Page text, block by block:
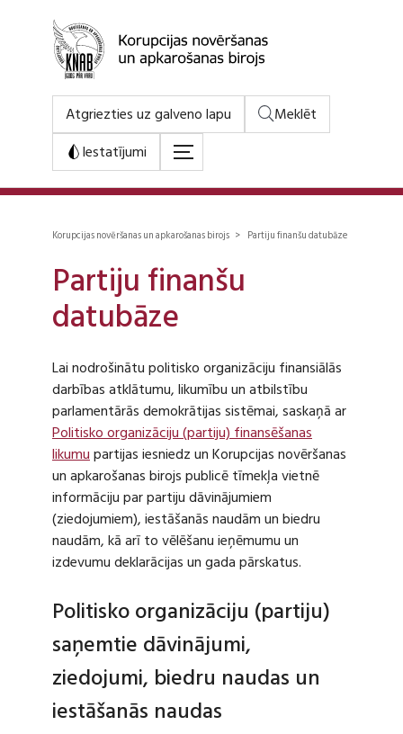
Atgriezties uz galveno lapu
Meklēt
Iestatījumi
Korupcijas novēršanas un apkarošanas birojs > Partiju finanšu datubāze
Partiju finanšu
datubāze
Lai nodrošinātu politisko organizāciju finansiālās
darbības atklātumu, likumību un atbilstību
parlamentārās demokrātijas sistēmai, saskaņā ar
Politisko organizāciju (partiju) finansēšanas
likumupartijas iesniedz un Korupcijas novēršanas
un apkarošanas birojs publicē tīmekļa vietnē
informāciju par partiju dāvinājumiem
(ziedojumiem), iestāšanās naudām un biedru
naudām, kā arī to vēlēšanu ieņēmumu un
izdevumu deklarācijas un gada pārskatus.
Politisko organizāciju (partiju)
saņemtie dāvinājumi,
ziedojumi, biedru naudas un
iestāšanās naudas